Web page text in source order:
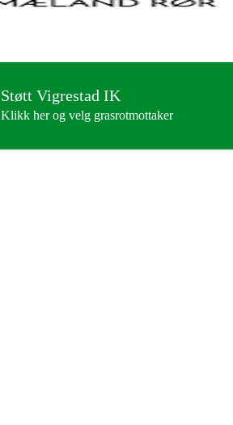
Støtt Vigrestad IK
Klikk her og velg grasrotmottaker